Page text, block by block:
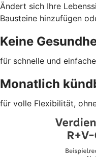
Ändert sich Ihre
Bausteine hinzufügen
Keine
für schnelle und
Monatlich
für volle Flexibilität,